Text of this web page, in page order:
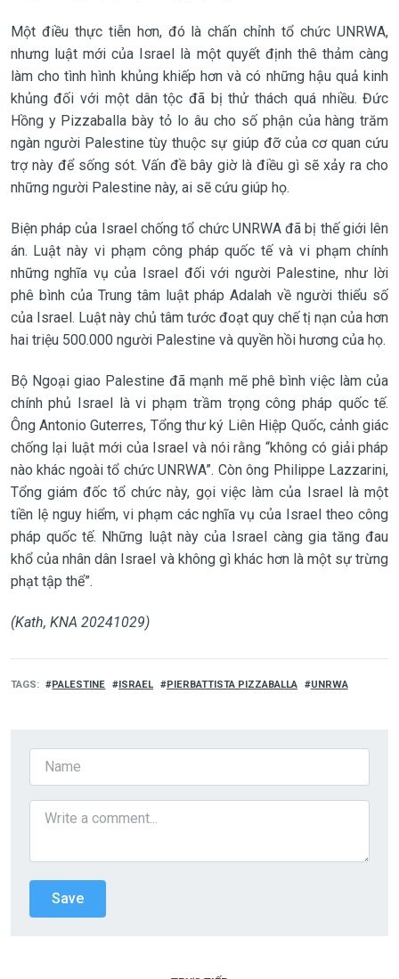
Một điều thực tiễn hơn, đó là chấn chỉnh tổ chức UNRWA,
nhưng luật mới của Israel là một quyết định thê thảm càng
làm cho tình hình khủng khiếp hơn và có những hậu quả kinh
khủng đối với một dân tộc đã bị thử thách quá nhiều. Đức
Hồng y Pizzaballa bày tỏ lo âu cho số phận của hàng trăm
ngàn người Palestine tùy thuộc sự giúp đỡ của cơ quan cứu
trợ này để sống sót. Vấn đề bây giờ là điều gì sẽ xảy ra cho
những người Palestine này, ai sẽ cứu giúp họ.
Biện pháp của Israel chống tổ chức UNRWA đã bị thế giới lên
án. Luật này vi phạm công pháp quốc tế và vi phạm chính
những nghĩa vụ của Israel đối với người Palestine, như lời
phê bình của Trung tâm luật pháp Adalah về người thiểu số
của Israel. Luật này chủ tâm tước đoạt quy chế tị nạn của hơn
hai triệu 500.000 người Palestine và quyền hồi hương của họ.
Bộ Ngoại giao Palestine đã mạnh mẽ phê bình việc làm của
chính phủ Israel là vi phạm trầm trọng công pháp quốc tế.
Ông Antonio Guterres, Tổng thư ký Liên Hiệp Quốc, cảnh giác
chống lại luật mới của Israel và nói rằng “không có giải pháp
nào khác ngoài tổ chức UNRWA”. Còn ông Philippe Lazzarini,
Tổng giám đốc tổ chức này, gọi việc làm của Israel là một
tiền lệ nguy hiểm, vi phạm các nghĩa vụ của Israel theo công
pháp quốc tế. Những luật này của Israel càng gia tăng đau
khổ của nhân dân Israel và không gì khác hơn là một sự trừng
phạt tập thể”.
(Kath, KNA 20241029)
TAGS PALESTINE ISRAEL PIERBATTISTA PIZZABALLA UNRWA